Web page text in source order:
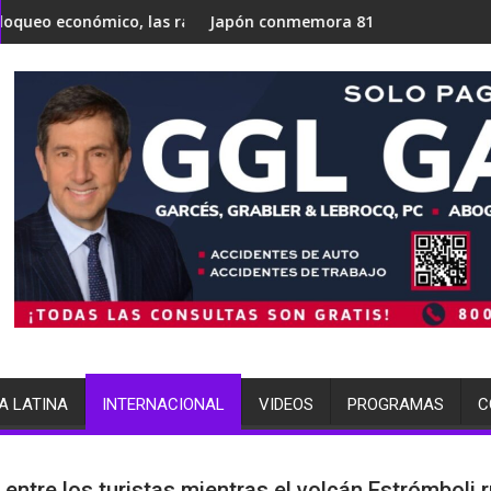
como fiscal general
por las que expertos de la ONU advierten que Cuba
Japón conmemora 81 años de Hiroshima mientras crece el
LATINA INTERNACIONAL VIDEOS PROGRAMAS